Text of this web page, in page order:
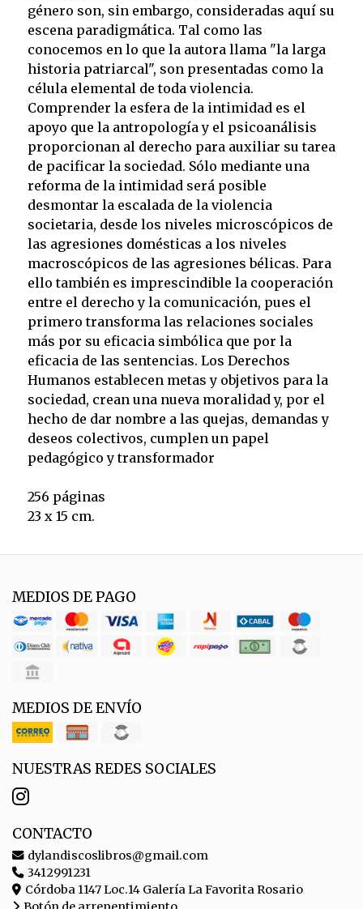
género son, sin embargo, consideradas aquí su
escena paradigmática. Tal como las
conocemos en lo que la autora llama "la larga
historia patriarcal", son presentadas como la
célula elemental de toda violencia.
Comprender la esfera de la intimidad es el
apoyo que la antropología y el psicoanálisis
proporcionan al derecho para auxiliar su tarea
de pacificar la sociedad. Sólo mediante una
reforma de la intimidad será posible
desmontar la escalada de la violencia
societaria, desde los niveles microscópicos de
las agresiones domésticas a los niveles
macroscópicos de las agresiones bélicas. Para
ello también es imprescindible la cooperación
entre el derecho y la comunicación, pues el
primero transforma las relaciones sociales
más por su eficacia simbólica que por la
eficacia de las sentencias. Los Derechos
Humanos establecen metas y objetivos para la
sociedad, crean una nueva moralidad y, por el
hecho de dar nombre a las quejas, demandas y
deseos colectivos, cumplen un papel
pedagógico y transformador
256 páginas
23 x 15 cm.
MEDIOS DE PAGO
MEDIOS DE ENVÍO
NUESTRAS REDES SOCIALES
CONTACTO
dylandiscoslibros@gmail.com
3412991231
Córdoba 1147 Loc.14 Galería La Favorita Rosario